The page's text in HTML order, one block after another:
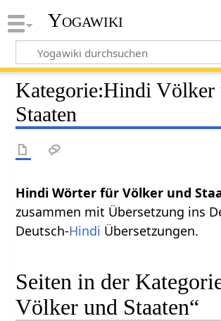
Yogawiki
Kategorie:Hindi Völker
Staaten
Hindi Wörter für Völker und
zusammen mit Übersetzung ins
Deutsch-Hindi Übersetzungen.
Seiten in der
Völker und Staaten“